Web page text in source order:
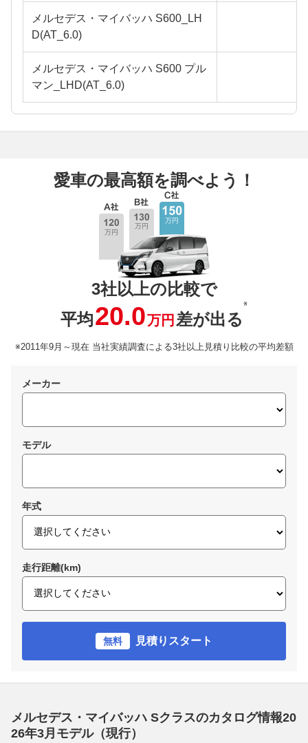
メルセデス・マイバッハ S600_LH
D(AT_6.0)
メルセデス・マイバッハ S600 プル
マン_LHD(AT_6.0)
愛車の最高額を調べよう！
3社以上の比較で
平均20.0万円 差が出る
※
※2011年9月～現在 当社実績調査による3社以上見積り比較の平均差額
メーカー
モデル
年式
走行距離(km)
無料 見積りスタート
メルセデス・マイバッハ Sクラスのカタログ情報20
26年3月モデル（現行）